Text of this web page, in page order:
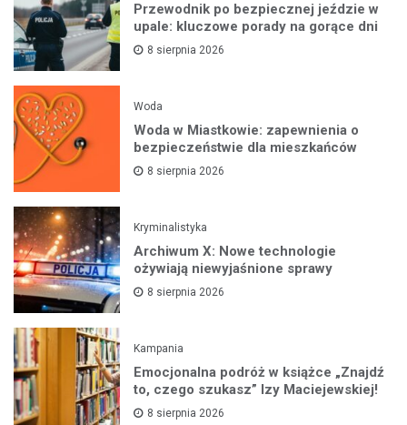
Przewodnik po bezpiecznej jeździe w
upale: kluczowe porady na gorące dni
8 sierpnia 2026
Woda
Woda w Miastkowie: zapewnienia o
bezpieczeństwie dla mieszkańców
8 sierpnia 2026
Kryminalistyka
Archiwum X: Nowe technologie
ożywiają niewyjaśnione sprawy
8 sierpnia 2026
Kampania
Emocjonalna podróż w książce „Znajdź
to, czego szukasz” Izy Maciejewskiej!
8 sierpnia 2026